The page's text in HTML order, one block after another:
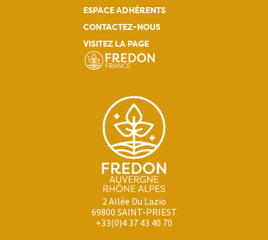
ESPACE ADHÉRENTS
CONTACTEZ-NOUS
VISITEZ LA PAGE
2 Allée Du Lazio
69800 SAINT-PRIEST
+33(0)4 37 43 40 70